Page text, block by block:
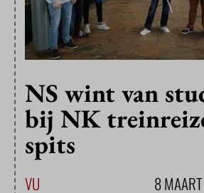
NS wint van
bij NK
spits
VU 8